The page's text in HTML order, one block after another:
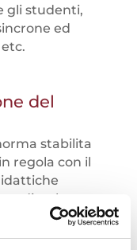
gli studenti,
ed
del
stabilita
regola con il
e che
didattici ed
potrà